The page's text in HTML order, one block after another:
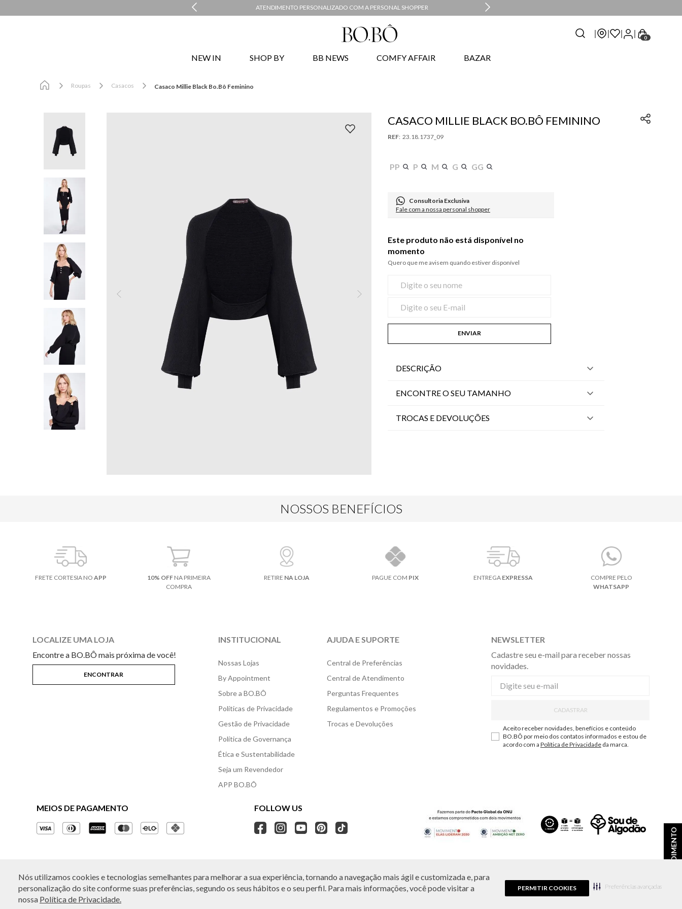
Nós utilizamos cookies e tecnologias semelhantes para melhorar a sua experiência, tornando a navegação mais ágil e customizada e, para
personalização do site conforme suas preferências, segundo os seus hábitos e o seu perfil. Para mais informações, você pode visitar a
nossa Política de Privacidade.
PERMITIR COOKIES Preferências avançadas
ATENDIMENTO PERSONALIZADO COM A PERSONAL SHOPPER
ATENDIMENTO
0
NEW IN SHOP BY BB NEWS COMFY AFFAIR BAZAR
Roupas Casacos Casaco Millie Black Bo.Bô Feminino
CASACO MILLIE BLACK BO.BÔ FEMININO
: 23.18.1737_09
PP P M G GG
Consultoria Exclusiva
Fale com a nossa personal shopper
Este produto não está disponível no
momento
Quero que me avisem quando estiver disponível
ENVIAR
DESCRIÇÃO
ENCONTRE O SEU TAMANHO
TROCAS E DEVOLUÇÕES
NOSSOS BENEFÍCIOS
FRETE CORTESIA NO APP 10% OFFNA PRIMEIRA
COMPRA
RETIRE NA LOJA PAGUE COM PIX ENTREGA EXPRESSA
COMPRE PELO
WHATSAPP
LOCALIZE UMA LOJA
Encontre a BO.BÔ mais próxima de você!
INSTITUCIONAL
Nossas Lojas
By Appointment
Sobre a BO.BÔ
Políticas de Privacidade
Gestão de Privacidade
Política de Governança
Ética e Sustentabilidade
Seja um Revendedor
APP BO.BÔ
AJUDA E SUPORTE
Central de Preferências
Central de Atendimento
Perguntas Frequentes
Regulamentos e Promoções
Trocas e Devoluções
NEWSLETTER
Cadastre seu e-mail para receber nossas
novidades.
CADASTRAR
Aceito receber novidades, benefícios e conteúdo
BO.BÔ por meio dos contatos informados e estou de
acordo com a Política de Privacidadeda marca.
MEIOS DE PAGAMENTO FOLLOW US
© Copyright 2026 - Todos os direitos reservados. A BO.BÔ reserva-se no direito de corrigir ou alterar informações como: preços, promoções e disponibilidade de estoque a qualquer momento.
Em caso de dúvidas:
0800 440 2222.
Horário de Atendimento: das 8h às 20h de segunda a sábado, exceto feriados.